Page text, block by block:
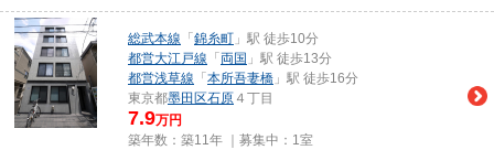
総武本線 「 錦糸町 」駅 徒歩10分
都営大江戸線 「 両国 」駅 徒歩13分
都営浅草線 「 本所吾妻橋 」駅 徒歩16分
東京都墨田区石原 ４丁目
7.9万円
築年数：築11年 ｜募集中： 1室